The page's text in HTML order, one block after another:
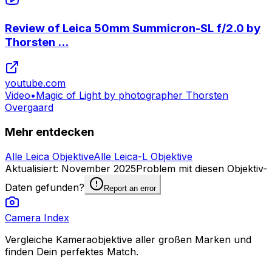
Review of Leica 50mm Summicron-SL f/2.0 by
Thorsten ...
youtube.com
Video•Magic of Light by photographer Thorsten
Overgaard
Mehr entdecken
Alle Leica ObjektiveAlle Leica-L Objektive
Aktualisiert: November 2025Problem mit diesen Objektiv-
Daten gefunden?
Report an error
Camera Index
Vergleiche Kameraobjektive aller großen Marken und
finden Dein perfektes Match.